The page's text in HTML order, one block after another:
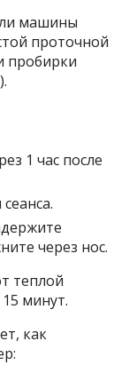
машины
проточной
пробирки
1 час после
через нос.
теплой
минут.
как